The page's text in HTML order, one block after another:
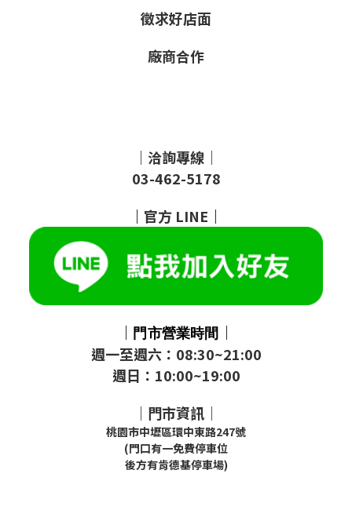
徵求好店面
廠商合作
｜洽詢專線｜
03-462-5178
｜ 官方 LINE ｜
｜ 門市營業時間 ｜
週一至週六：08:30~21:00
週日：10:00~19:00
｜門市資訊｜
桃園市中壢區環中東路247號
(門口有一免費停車位
後方有肯德基停車場)